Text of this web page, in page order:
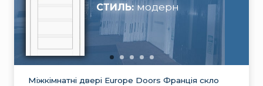
СТИЛЬ:модерн
Міжкімнатні двері Europe Doors Франція скло